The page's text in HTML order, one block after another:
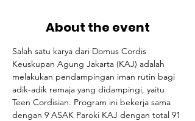
About the event
Salah satu karya dari Domus Cordis
Keuskupan Agung Jakarta (KAJ) adalah
melakukan pendampingan iman rutin bagi
adik-adik remaja yang didampingi, yaitu
Teen Cordisian. Program ini bekerja sama
dengan 9 ASAK Paroki KAJ dengan total 91